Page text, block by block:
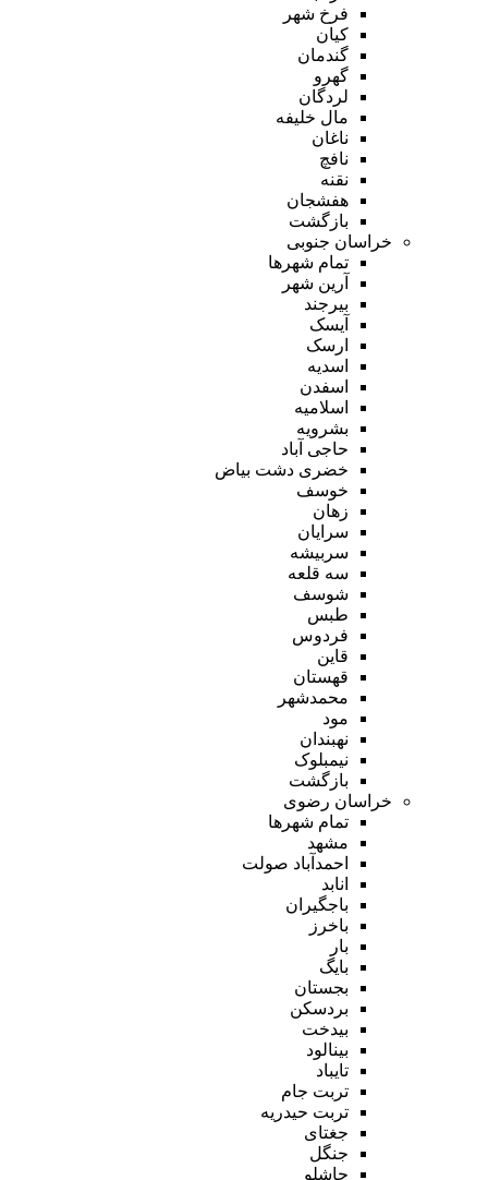
فرخ شهر
کیان
گندمان
گهرو
لردگان
مال خلیفه
ناغان
نافچ
نقنه
هفشجان
بازگشت
خراسان جنوبی
تمام شهر‌ها
آرین شهر
بیرجند
آیسک
ارسک
اسدیه
اسفدن
اسلامیه
بشرویه
حاجی آباد
خضری دشت بیاض
خوسف
زهان
سرایان
سربیشه
سه قلعه
شوسف
طبس
فردوس
قاین
قهستان
محمدشهر
مود
نهبندان
نیمبلوک
بازگشت
خراسان رضوی
تمام شهر‌ها
مشهد
احمدآباد صولت
انابد
باجگیران
باخرز
بار
بایگ
بجستان
بردسکن
بیدخت
بینالود
تایباد
تربت جام
تربت حیدریه
جغتای
جنگل
چاشلو